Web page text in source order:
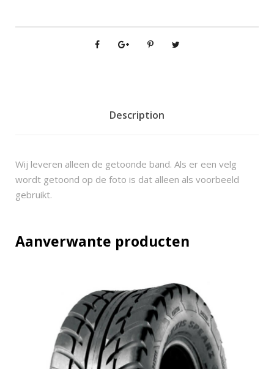
2
1
Description
Wij leveren alleen de getoonde band. Als er een velg
wordt getoond op de foto is dat alleen als voorbeeld
gebruikt.
Aanverwante producten